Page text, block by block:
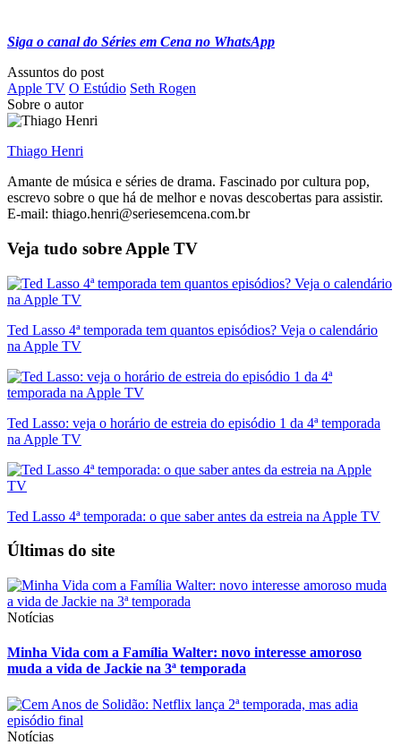
Siga o canal do Séries em Cena no WhatsApp
Assuntos do post
Apple TV O Estúdio Seth Rogen
Sobre o autor
Thiago Henri
Amante de música e séries de drama. Fascinado por cultura pop,
escrevo sobre o que há de melhor e novas descobertas para assistir.
E-mail: thiago.henri@seriesemcena.com.br
Veja tudo sobre Apple TV
Ted Lasso 4ª temporada tem quantos episódios? Veja o calendário
na Apple TV
Ted Lasso: veja o horário de estreia do episódio 1 da 4ª temporada
na Apple TV
Ted Lasso 4ª temporada: o que saber antes da estreia na Apple TV
Últimas do site
Notícias
Minha Vida com a Família Walter: novo interesse amoroso
muda a vida de Jackie na 3ª temporada
Notícias